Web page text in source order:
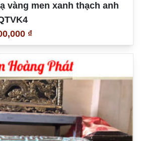
vàng men xanh thạch anh
₫